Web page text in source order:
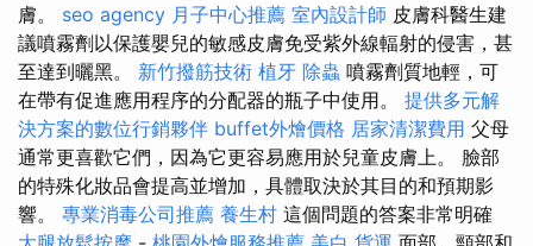
膚。 seo agency 月子中心推薦 室內設計師 皮膚科醫生建
議噴霧劑以保護嬰兒的敏感皮膚免受紫外線輻射的侵害，甚
至達到曬黑。 新竹撥筋技術 植牙 除蟲 噴霧劑質地輕，可
在帶有促進應用程序的分配器的瓶子中使用。 提供多元解
決方案的數位行銷夥伴 buffet外燴價格 居家清潔費用 父母
通常更喜歡它們，因為它更容易應用於兒童皮膚上。 臉部
的特殊化妝品會提高並增加，具體取決於其目的和預期影
響。 專業消毒公司推薦 養生村 這個問題的答案非常明確